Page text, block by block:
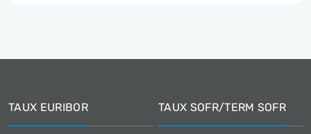
TAUX EURIBOR TAUX SOFR/TERM SOFR